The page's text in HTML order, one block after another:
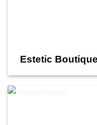
Estetic Boutique